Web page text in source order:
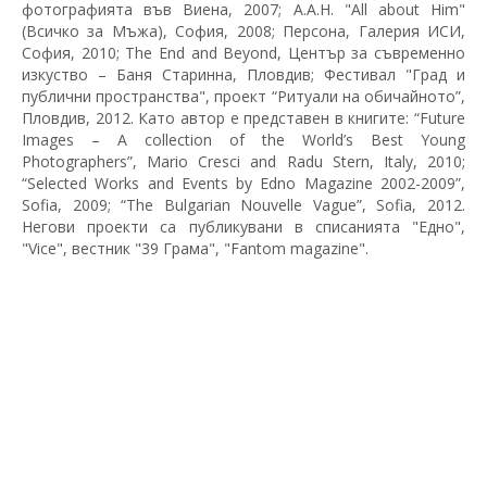
фотографията във Виена, 2007; A.A.H. "All about Him"
(Всичко за Мъжа), София, 2008; Персона, Галерия ИСИ,
София, 2010; The End and Beyond, Център за съвременно
изкуство – Баня Старинна, Пловдив; Фестивал "Град и
публични пространства", проект “Ритуали на обичайното”,
Пловдив, 2012. Като автор е представен в книгите: “Future
Images – A collection of the World’s Best Young
Photographers”, Mario Cresci and Radu Stern, Italy, 2010;
“Selected Works and Events by Edno Magazine 2002-2009”,
Sofia, 2009; “The Bulgarian Nouvelle Vague”, Sofia, 2012.
Негови проекти са публикувани в списанията "Едно",
"Vice", вестник "39 Грама", "Fantom magazine".